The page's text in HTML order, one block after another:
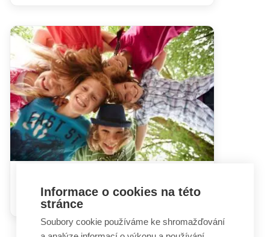
rodině se závislostí
Informace o cookies na této
stránce
Soubory cookie používáme ke shromažďování